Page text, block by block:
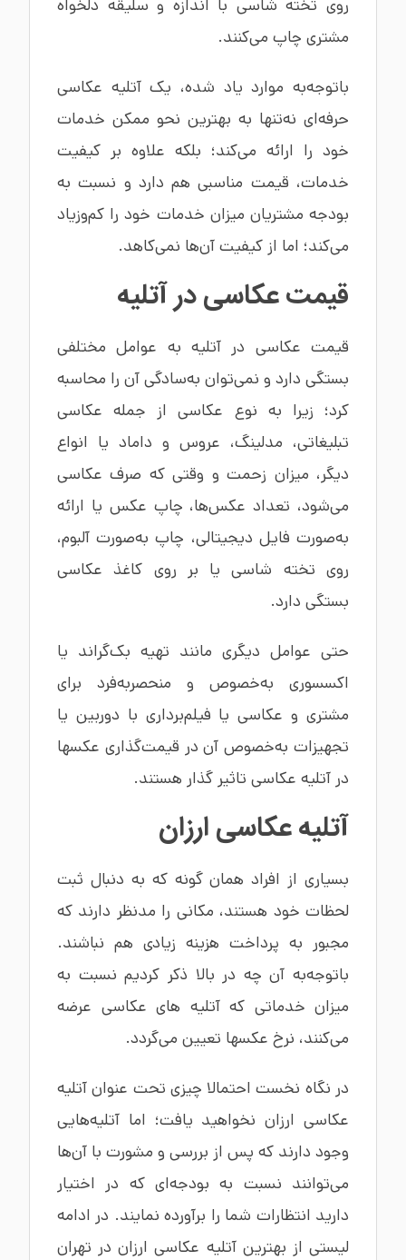
روی تخته شاسی با اندازه و سلیقه دلخواه
مشتری چاپ می‌کنند.
باتوجه‌به موارد یاد شده، یک آتلیه عکاسی
حرفه‌ای نه‌تنها به بهترین نحو ممکن خدمات
خود را ارائه می‌کند؛ بلکه علاوه بر کیفیت
خدمات، قیمت مناسبی هم دارد و نسبت به
بودجه مشتریان میزان خدمات خود را کم‌وزیاد
می‌کند؛ اما از کیفیت آن‌ها نمی‌کاهد.
قیمت عکاسی در آتلیه
قیمت عکاسی در آتلیه به عوامل مختلفی
بستگی دارد و نمی‌توان به‌سادگی آن را محاسبه
کرد؛ زیرا به نوع عکاسی از جمله عکاسی
تبلیغاتی، مدلینگ، عروس و داماد یا انواع
دیگر، میزان زحمت و وقتی که صرف عکاسی
می‌شود، تعداد عکس‌ها، چاپ عکس یا ارائه
به‌صورت فایل دیجیتالی، چاپ به‌صورت آلبوم،
روی تخته شاسی یا بر روی کاغذ عکاسی
بستگی دارد.
حتی عوامل دیگری مانند تهیه بک‌گراند یا
اکسسوری به‌خصوص و منحصربه‌فرد برای
مشتری و عکاسی یا فیلم‌برداری با دوربین یا
تجهیزات به‌خصوص آن در قیمت‌گذاری عکسها
در آتلیه عکاسی تاثیر گذار هستند.
آتلیه عکاسی ارزان
بسیاری از افراد همان گونه که به دنبال ثبت
لحظات خود هستند، مکانی را مدنظر دارند که
مجبور به پرداخت هزینه زیادی هم نباشند.
باتوجه‌به آن چه در بالا ذکر کردیم نسبت به
میزان خدماتی که آتلیه های عکاسی عرضه
می‌کنند، نرخ عکسها تعیین می‌گردد.
در نگاه نخست احتمالا چیزی تحت عنوان آتلیه
عکاسی ارزان نخواهید یافت؛ اما آتلیه‌هایی
وجود دارند که پس از بررسی و مشورت با آن‌ها
می‌توانند نسبت به بودجه‌ای که در اختیار
دارید انتظارات شما را برآورده نمایند. در ادامه
لیستی از بهترین آتلیه عکاسی ارزان در تهران